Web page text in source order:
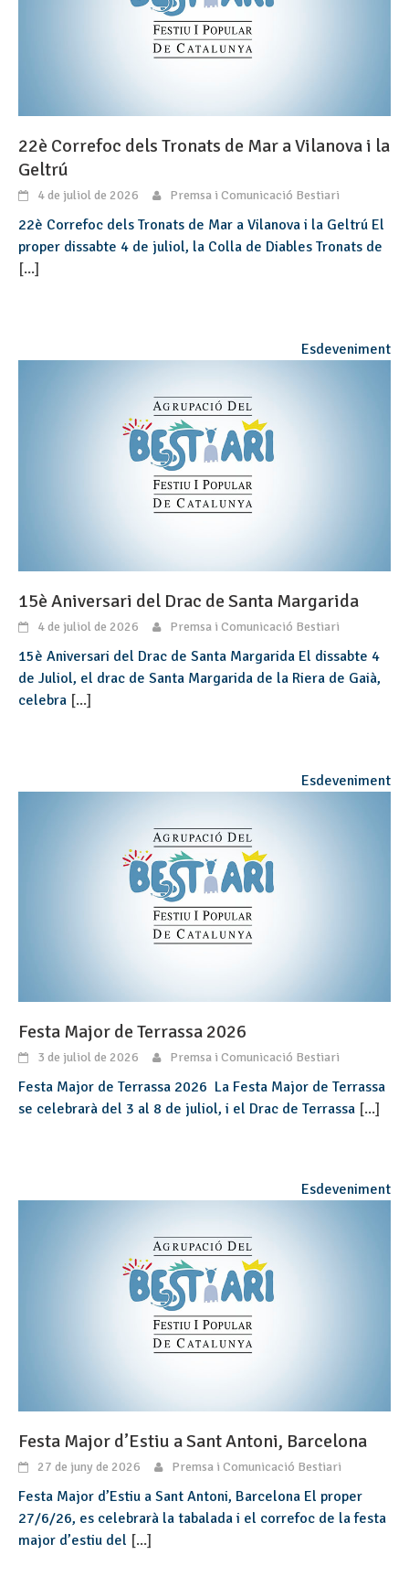
22è Correfoc dels Tronats de Mar a Vilanova i la
Geltrú
4 de juliol de 2026 Premsa i Comunicació Bestiari
22è Correfoc dels Tronats de Mar a Vilanova i la Geltrú El
proper dissabte 4 de juliol, la Colla de Diables Tronats de
[...]
Esdeveniment
15è Aniversari del Drac de Santa Margarida
4 de juliol de 2026 Premsa i Comunicació Bestiari
15è Aniversari del Drac de Santa Margarida El dissabte 4
de Juliol, el drac de Santa Margarida de la Riera de Gaià,
celebra [...]
Esdeveniment
Festa Major de Terrassa 2026
3 de juliol de 2026 Premsa i Comunicació Bestiari
Festa Major de Terrassa 2026 La Festa Major de Terrassa
se celebrarà del 3 al 8 de juliol, i el Drac de Terrassa [...]
Esdeveniment
Festa Major d’Estiu a Sant Antoni, Barcelona
27 de juny de 2026 Premsa i Comunicació Bestiari
Festa Major d’Estiu a Sant Antoni, Barcelona El proper
27/6/26, es celebrarà la tabalada i el correfoc de la festa
major d’estiu del [...]